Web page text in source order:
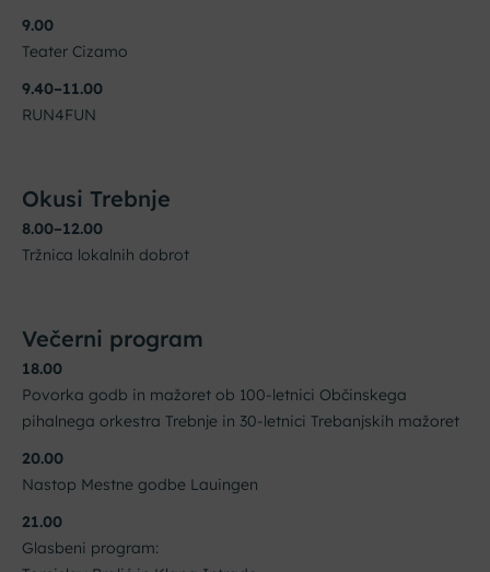
9.00
Teater Cizamo
9.40–11.00
RUN4FUN
Okusi Trebnje
8.00–12.00
Tržnica lokalnih dobrot
Večerni program
18.00
Povorka godb in mažoret ob 100-letnici Občinskega
pihalnega orkestra Trebnje in 30-letnici Trebanjskih mažoret
20.00
Nastop Mestne godbe Lauingen
21.00
Glasbeni program: